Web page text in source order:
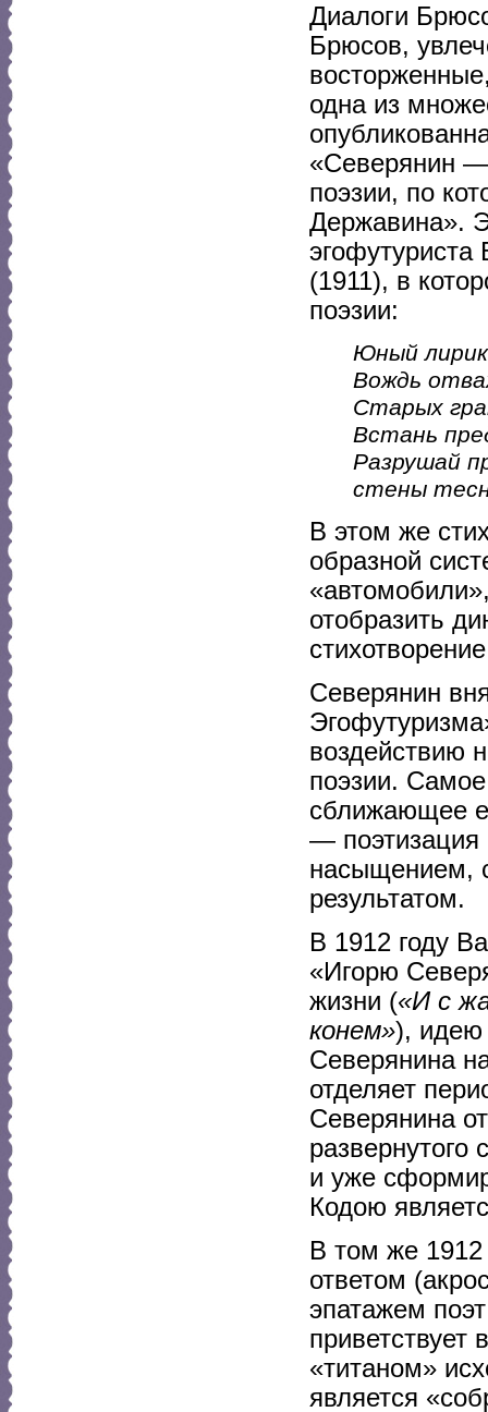
Диалоги
Брюсов,
одна из
«Северянин —
поэзии, по
Державина».
(1911), в
поэзии:
Юный
Вождь
Старых
Встань
Разрушай
стены
В этом же
образной
отобразить
Северянин
воздействию
поэзии.
сближающее
— поэтизация
насыщением,
результатом.
В 1912 году
«Игорю
жизни («И с
конем»), идею
Северянина
отделяет
Северянина
развернутого
и уже
Кодою
В том же 1912
ответом
эпатажем
приветствует
«титаном»
является